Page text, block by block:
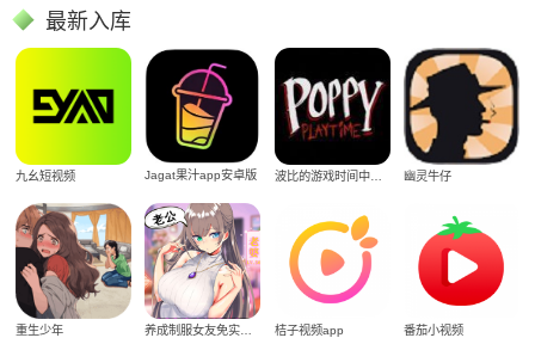
最新入库
九幺短视频 Jagat果汁app安卓版 波比的游戏时间中文版 幽灵牛仔
重生少年 桔子视频app 番茄小视频